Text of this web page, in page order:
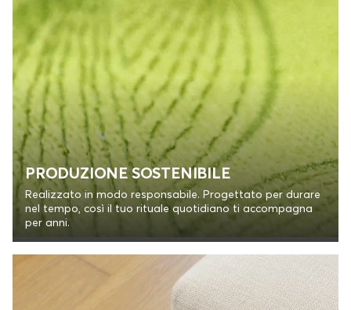
PRODUZIONE SOSTENIBILE
Realizzato in modo responsabile. Progettato per durare
nel tempo, così il tuo rituale quotidiano ti accompagna
per anni.